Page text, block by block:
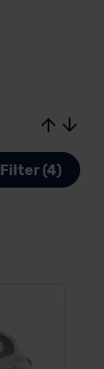
Filter (4)